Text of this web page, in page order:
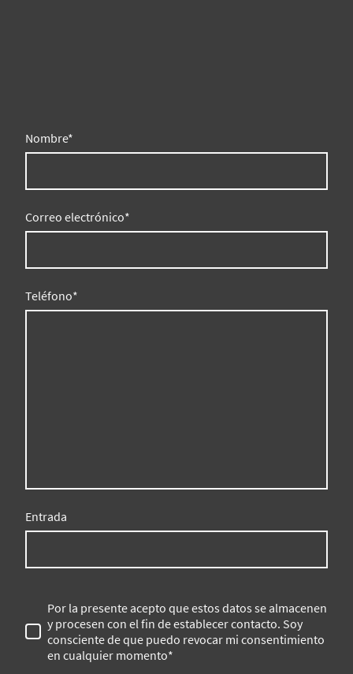
Nombre*
Correo electrónico*
Teléfono*
Entrada
Por la presente acepto que estos datos se almacenen
y procesen con el fin de establecer contacto. Soy
consciente de que puedo revocar mi consentimiento
en cualquier momento*